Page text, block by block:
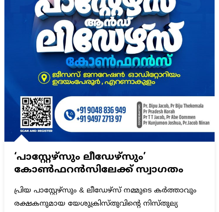
‘പാസ്റ്റേഴ്‌സും ലീഡേഴ്‌സും’
കോൺഫറൻസിലേക്ക് സ്വാഗതം
പ്രിയ പാസ്റ്റേഴ്‌സും & ലീഡേഴ്‌സ് നമ്മുടെ കർത്താവും
രക്ഷകനുമായ യേശുക്രിസ്തുവിന്റെ നിസ്തുല്യ